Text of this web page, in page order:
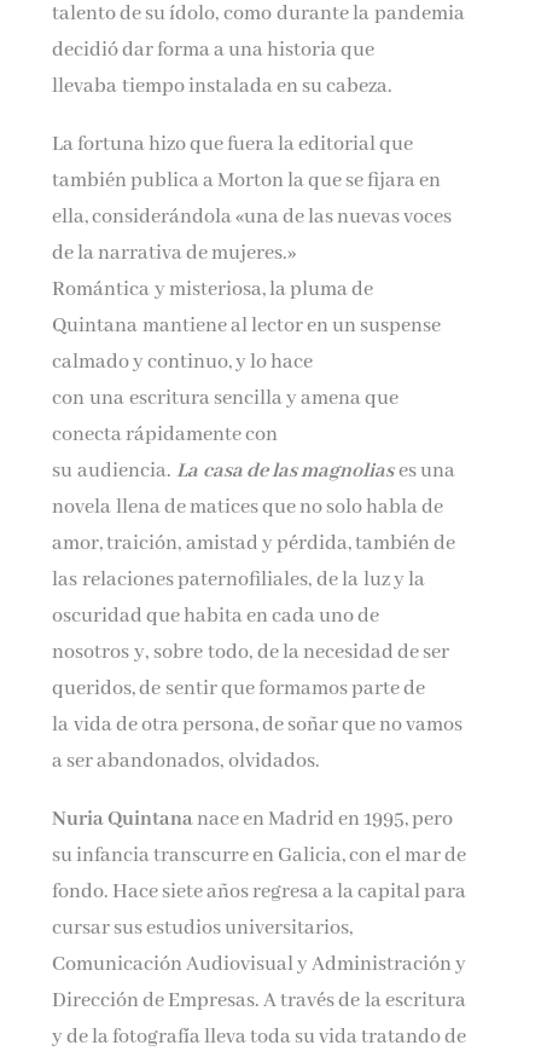
talento de su ídolo, como durante la pandemia
decidió dar forma a una historia que
llevaba tiempo instalada en su cabeza.
La fortuna hizo que fuera la editorial que
también publica a Morton la que se fijara en
ella, considerándola «una de las nuevas voces
de la narrativa de mujeres.»
Romántica y misteriosa, la pluma de
Quintana mantiene al lector en un suspense
calmado y continuo, y lo hace
con una escritura sencilla y amena que
conecta rápidamente con
su audiencia.La casa de las magnoliases una
novela llena de matices que no solo habla de
amor, traición, amistad y pérdida, también de
las relaciones paternofiliales, de la luz y la
oscuridad que habita en cada uno de
nosotros y, sobre todo, de la necesidad de ser
queridos, de sentir que formamos parte de
la vida de otra persona, de soñar que no vamos
a ser abandonados, olvidados.
Nuria Quintananace en Madrid en 1995, pero
su infancia transcurre en Galicia, con el mar de
fondo. Hace siete años regresa a la capital para
cursar sus estudios universitarios,
Comunicación Audiovisual y Administración y
Dirección de Empresas. A través de la escritura
y de la fotografía lleva toda su vida tratando de